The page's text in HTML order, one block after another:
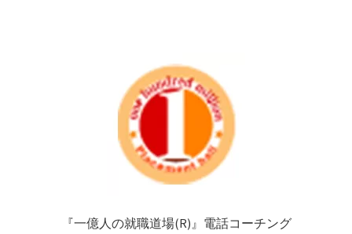
『一億人の就職道場(R)』電話コーチング